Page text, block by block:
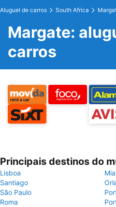
Aluguel de carros South Africa
Margate:
carros
Principais destinos do
Lisboa
Santiago
São Paulo
Roma